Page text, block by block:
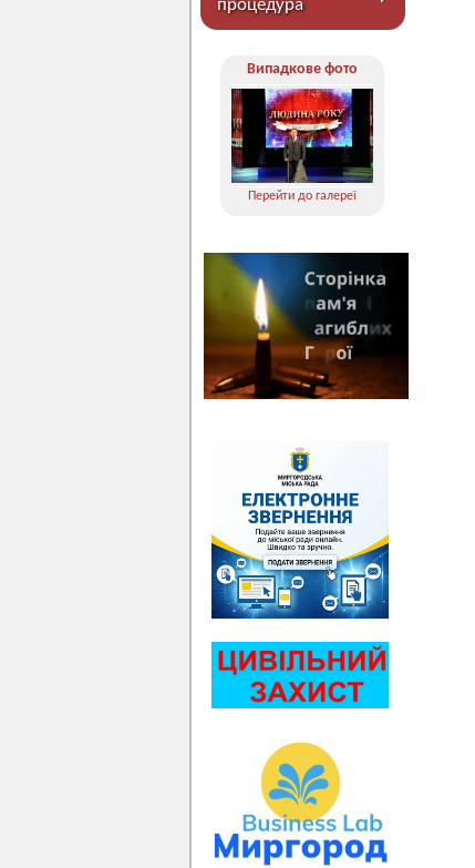
процедура
Випадкове фото
Перейти до галереї